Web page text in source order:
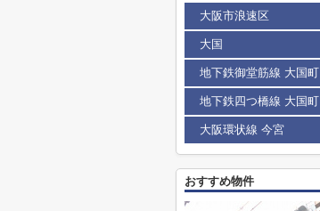
大阪市浪速区
大国
地下鉄御堂筋線 大国町
地下鉄四つ橋線 大国町
大阪環状線 今宮
おすすめ物件